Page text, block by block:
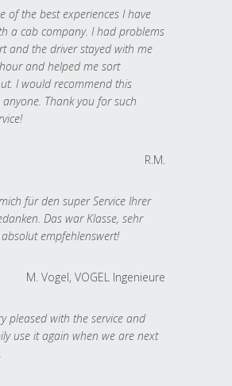
of the best experiences I have
a cab company. I had problems
and the driver stayed with me
and helped me sort
I would recommend this
Thank you for such
R.M.
für den super Service Ihrer
Das war Klasse, sehr
empfehlenswert!
M. Vogel, VOGEL Ingenieure
pleased with the service and
use it again when we are next